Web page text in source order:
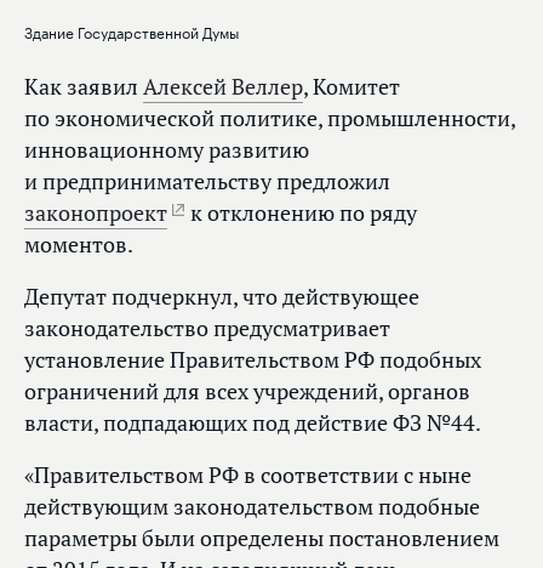
Здание Государственной Думы
Как заявил Алексей Веллер, Комитет
по экономической политике, промышленности,
инновационному развитию
и предпринимательству предложил
законопроект
к отклонению по ряду
моментов.
Депутат подчеркнул, что действующее
законодательство предусматривает
установление Правительством РФ подобных
ограничений для всех учреждений, органов
власти, подпадающих под действие ФЗ №44.
«Правительством РФ в соответствии с ныне
действующим законодательством подобные
параметры были определены постановлением